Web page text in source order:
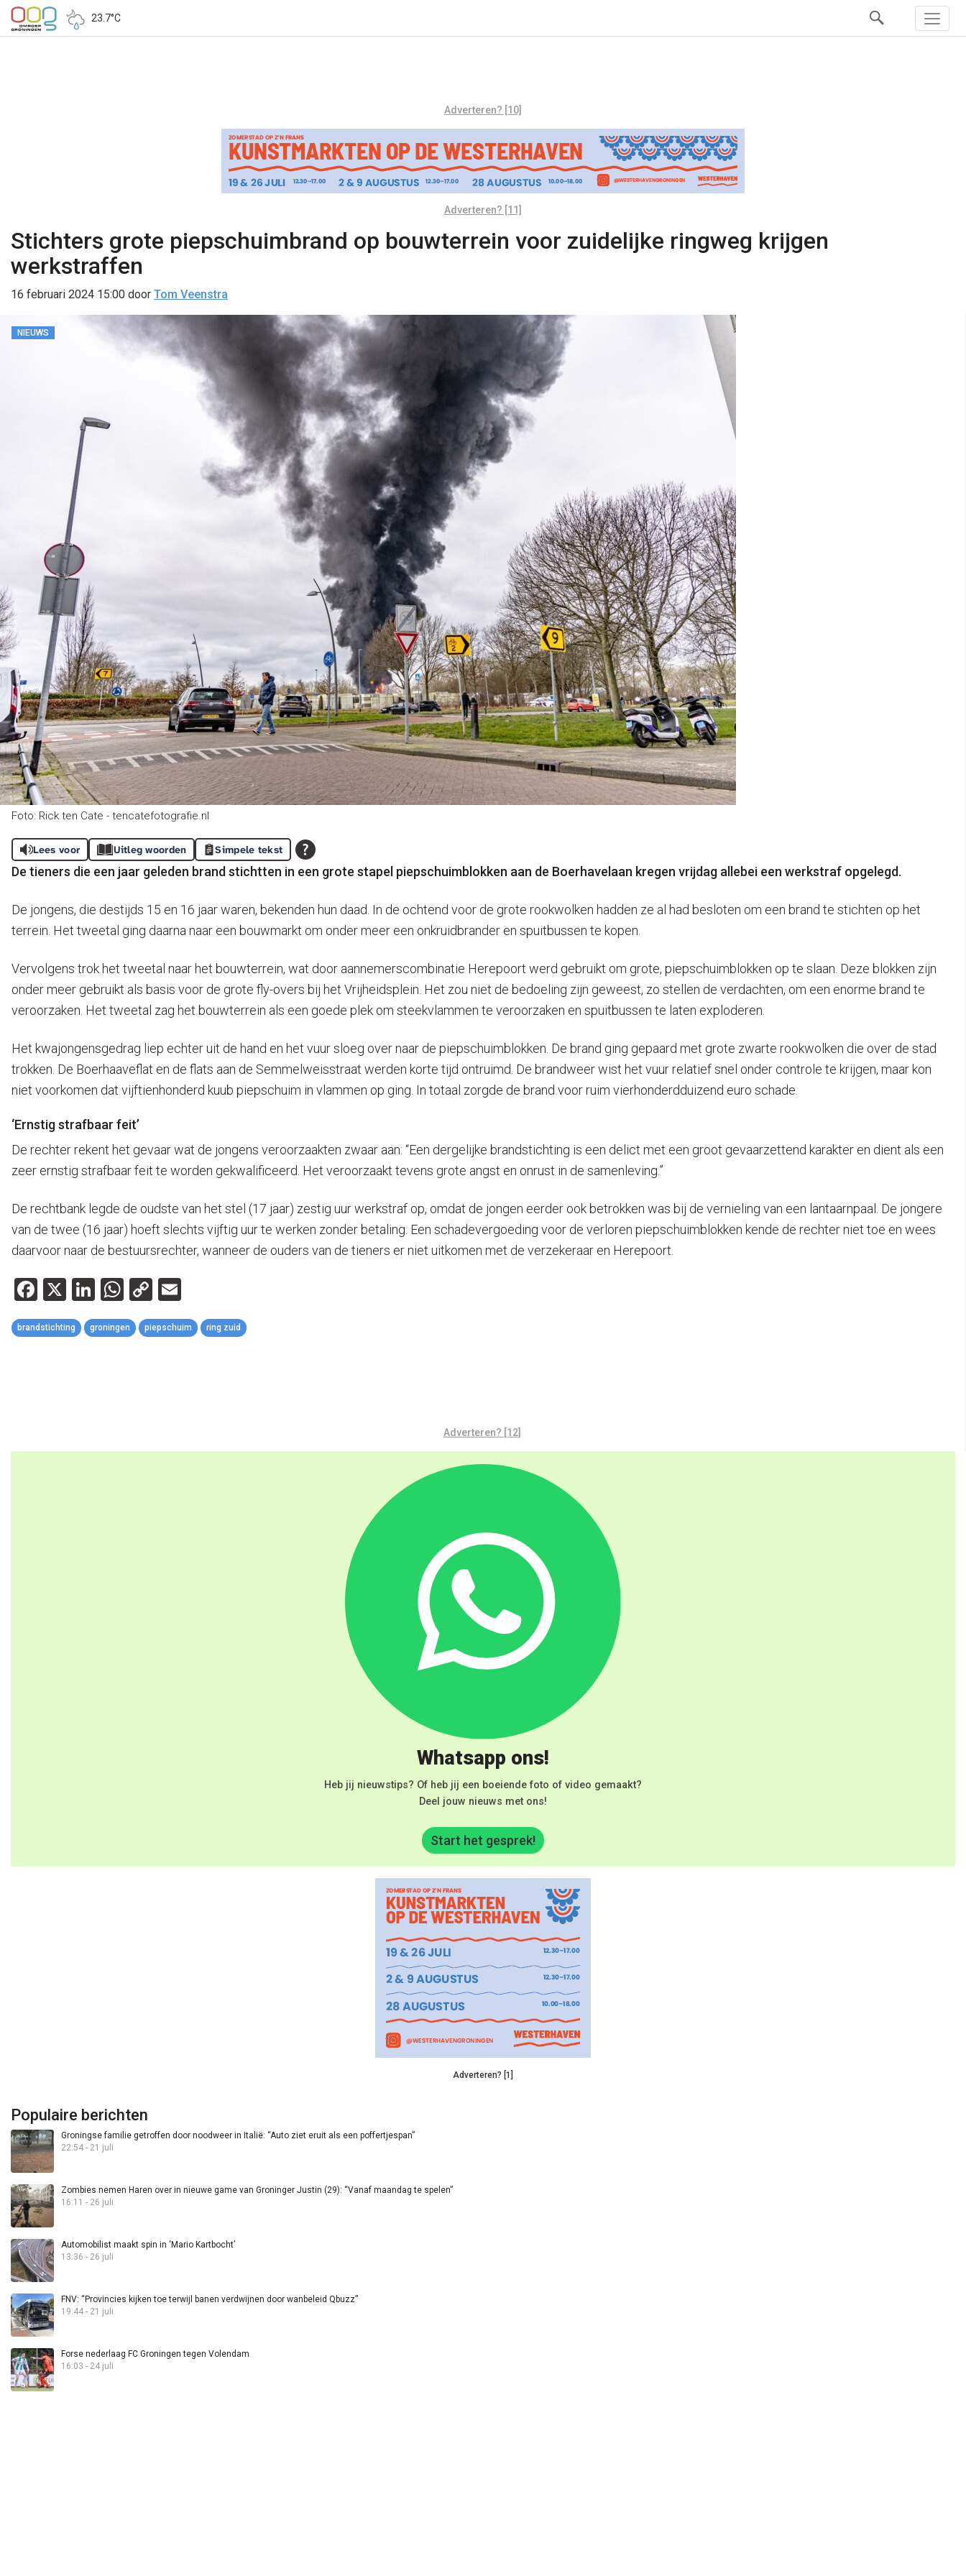
23.7°C
Adverteren? [10]
Adverteren? [11]
Stichters grote piepschuimbrand op bouwterrein voor zuidelijke ringweg krijgen
werkstraffen
16 februari 2024 15:00 door Tom Veenstra
NIEUWS
Foto: Rick ten Cate - tencatefotografie.nl
Lees voor Uitleg woorden Simpele tekst
De tieners die een jaar geleden brand stichtten in een grote stapel piepschuimblokken aan de Boerhavelaan kregen vrijdag allebei een werkstraf opgelegd.
De jongens, die destijds 15 en 16 jaar waren, bekenden hun daad. In de ochtend voor de grote rookwolken hadden ze al had besloten om een brand te stichten op het
terrein. Het tweetal ging daarna naar een bouwmarkt om onder meer een onkruidbrander en spuitbussen te kopen.
Vervolgens trok het tweetal naar het bouwterrein, wat door aannemerscombinatie Herepoort werd gebruikt om grote, piepschuimblokken op te slaan. Deze blokken zijn
onder meer gebruikt als basis voor de grote fly-overs bij het Vrijheidsplein. Het zou niet de bedoeling zijn geweest, zo stellen de verdachten, om een enorme brand te
veroorzaken. Het tweetal zag het bouwterrein als een goede plek om steekvlammen te veroorzaken en spuitbussen te laten exploderen.
Het kwajongensgedrag liep echter uit de hand en het vuur sloeg over naar de piepschuimblokken. De brand ging gepaard met grote zwarte rookwolken die over de stad
trokken. De Boerhaaveflat en de flats aan de Semmelweisstraat werden korte tijd ontruimd. De brandweer wist het vuur relatief snel onder controle te krijgen, maar kon
niet voorkomen dat vijftienhonderd kuub piepschuim in vlammen op ging. In totaal zorgde de brand voor ruim vierhonderdduizend euro schade.
‘Ernstig strafbaar feit’
De rechter rekent het gevaar wat de jongens veroorzaakten zwaar aan: “Een dergelijke brandstichting is een delict met een groot gevaarzettend karakter en dient als een
zeer ernstig strafbaar feit te worden gekwalificeerd. Het veroorzaakt tevens grote angst en onrust in de samenleving.”
De rechtbank legde de oudste van het stel (17 jaar) zestig uur werkstraf op, omdat de jongen eerder ook betrokken was bij de vernieling van een lantaarnpaal. De jongere
van de twee (16 jaar) hoeft slechts vijftig uur te werken zonder betaling. Een schadevergoeding voor de verloren piepschuimblokken kende de rechter niet toe en wees
daarvoor naar de bestuursrechter, wanneer de ouders van de tieners er niet uitkomen met de verzekeraar en Herepoort.
Facebook
X LinkedIn
WhatsApp
Copy
Link
brandstichting groningen piepschuim ring zuid
Adverteren? [12]
Whatsapp ons!
Heb jij nieuwstips? Of heb jij een boeiende foto of video gemaakt?
Deel jouw nieuws met ons!
Start het gesprek!
Adverteren? [1]
Populaire berichten
Groningse familie getroffen door noodweer in Italië: “Auto ziet eruit als een poffertjespan”
22:54 - 21 juli
Zombies nemen Haren over in nieuwe game van Groninger Justin (29): “Vanaf maandag te spelen”
16:11 - 26 juli
Automobilist maakt spin in ‘Mario Kartbocht’
13:36 - 26 juli
FNV: “Provincies kijken toe terwijl banen verdwijnen door wanbeleid Qbuzz”
19:44 - 21 juli
Forse nederlaag FC Groningen tegen Volendam
16:03 - 24 juli